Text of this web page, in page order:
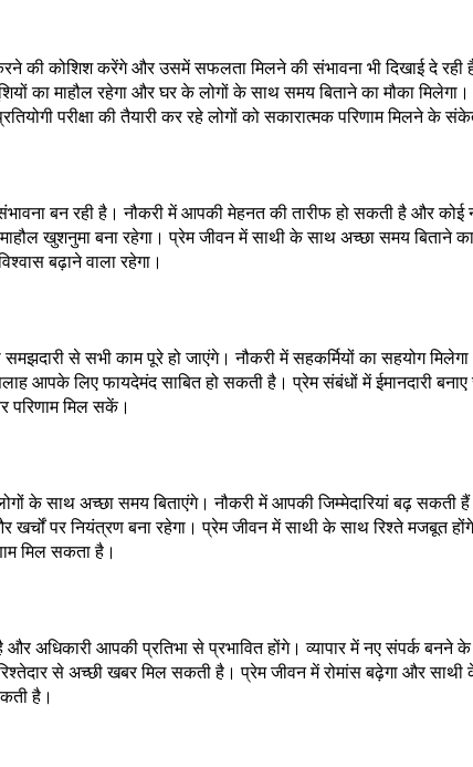
की कोशिश करेंगे और उसमें सफलता मिलने की संभावना भी दिखाई दे रही
का माहौल रहेगा और घर के लोगों के साथ समय बिताने का मौका मिलेगा।
परीक्षा की तैयारी कर रहे लोगों को सकारात्मक परिणाम मिलने के
बन रही है। नौकरी में आपकी मेहनत की तारीफ हो सकती है और कोई
खुशनुमा बना रहेगा। प्रेम जीवन में साथी के साथ अच्छा समय बिताने
बढ़ाने वाला रहेगा।
से सभी काम पूरे हो जाएंगे। नौकरी में सहकर्मियों का सहयोग
आपके लिए फायदेमंद साबित हो सकती है। प्रेम संबंधों में ईमानदारी
परिणाम मिल सकें।
के साथ अच्छा समय बिताएंगे। नौकरी में आपकी जिम्मेदारियां बढ़
पर नियंत्रण बना रहेगा। प्रेम जीवन में साथी के साथ रिश्ते मजबूत
मिल सकता है।
आपकी प्रतिभा से प्रभावित होंगे। व्यापार में नए संपर्क बनने के
से अच्छी खबर मिल सकती है। प्रेम जीवन में रोमांस बढ़ेगा और
है।